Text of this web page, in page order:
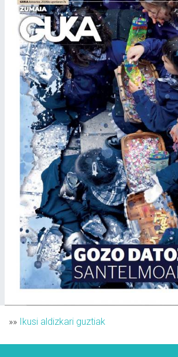
»» Ikusi aldizkari guztiak